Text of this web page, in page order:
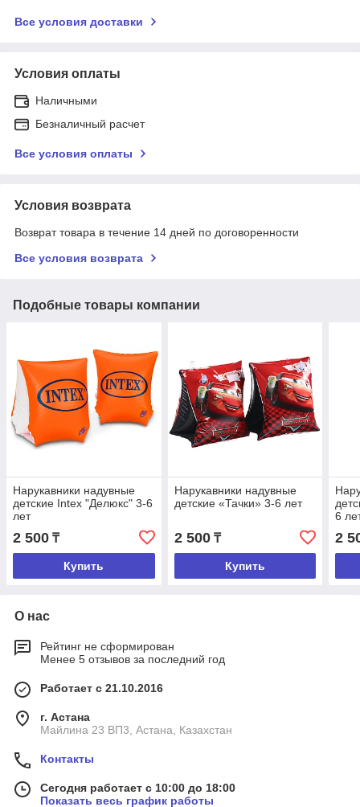
Все условия доставки
Условия оплаты
Наличными
Безналичный расчет
Все условия оплаты
Условия возврата
Возврат товара в течение 14 дней по договоренности
Все условия возврата
Подобные товары компании
Нарукавники надувные
детские Intex "Делюкс" 3-6
лет
2 500 ₸
Купить
Нарукавники надувные
детские «Тачки» 3-6 лет
2 500₸
Купить
6
2
О нас
Рейтинг не сформирован
Менее 5 отзывов за последний год
Работает с 21.10.2016
г. Астана
Майлина 23 ВП3, Астана, Казахстан
Контакты
Сегодня работает с 10:00 до 18:00
Показать весь график работы